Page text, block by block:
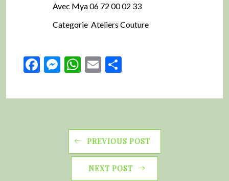
Avec Mya 06 72 00 02 33
Categorie Ateliers Couture
Facebook
Messenger
WhatsApp
Email
PREVIOUS POST
NEXT POST